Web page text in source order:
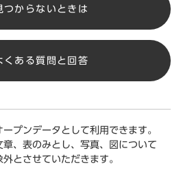
つからないときは
くある質問と回答
プンデータとして利用できます。
、表のみとし、写真、図について
とさせていただきます。